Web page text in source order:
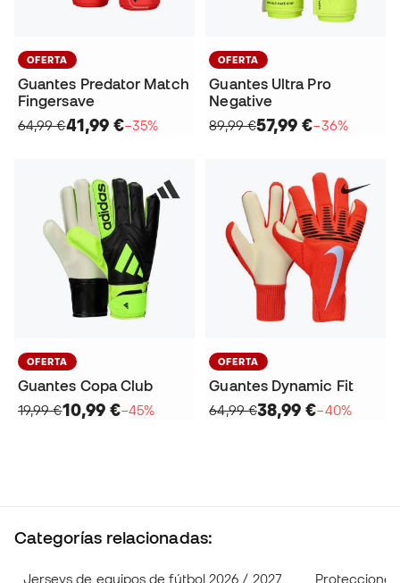
OFERTA
Guantes Predator Match
Fingersave
64,99 €41,99 €−35%
OFERTA
Guantes Ultra Pro
Negative
89,99 €57,99 €−36%
OFERTA
Guantes Copa Club
19,99 €10,99 €−45%
OFERTA
Guantes Dynamic Fit
64,99 €38,99 €−40%
Categorías relacionadas:
Jerseys de equipos de fútbol 2026 / 2027